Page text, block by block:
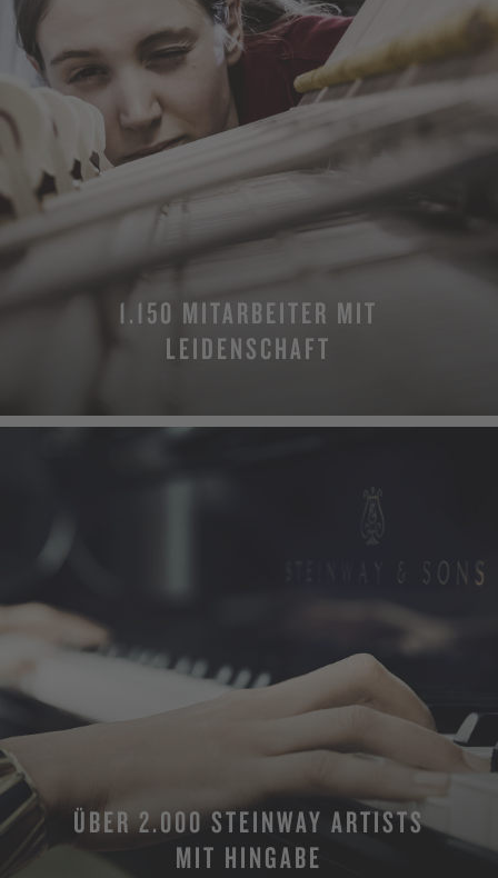
1.150 MITARBEITER MIT
LEIDENSCHAFT
ÜBER 2.000 STEINWAY ARTISTS
MIT HINGABE